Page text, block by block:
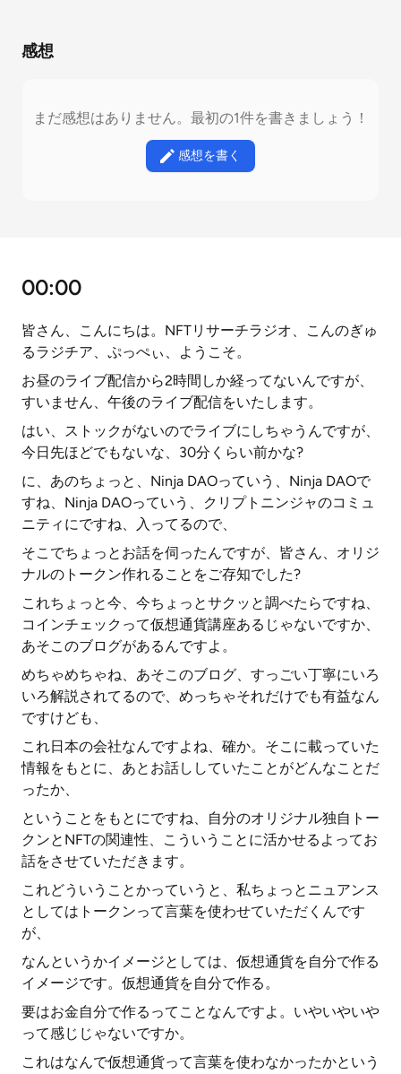
感想
まだ感想はありません。最初の1件を書きましょう！
感想を書く
00:00
皆さん、こんにちは。NFTリサーチラジオ、こんのぎゅ
るラジチア、ぷっぺぃ、ようこそ。
お昼のライブ配信から2時間しか経ってないんですが、
すいません、午後のライブ配信をいたします。
はい、ストックがないのでライブにしちゃうんですが、
今日先ほどでもないな、30分くらい前かな?
に、あのちょっと、Ninja DAOっていう、Ninja DAOで
すね、Ninja DAOっていう、クリプトニンジャのコミュ
ニティにですね、入ってるので、
そこでちょっとお話を伺ったんですが、皆さん、オリジ
ナルのトークン作れることをご存知でした?
これちょっと今、今ちょっとサクッと調べたらですね、
コインチェックって仮想通貨講座あるじゃないですか、
あそこのブログがあるんですよ。
めちゃめちゃね、あそこのブログ、すっごい丁寧にいろ
いろ解説されてるので、めっちゃそれだけでも有益なん
ですけども、
これ日本の会社なんですよね、確か。そこに載っていた
情報をもとに、あとお話ししていたことがどんなことだ
ったか、
ということをもとにですね、自分のオリジナル独自トー
クンとNFTの関連性、こういうことに活かせるよってお
話をさせていただきます。
これどういうことかっていうと、私ちょっとニュアンス
としてはトークンって言葉を使わせていただくんです
が、
なんというかイメージとしては、仮想通貨を自分で作る
イメージです。仮想通貨を自分で作る。
要はお金自分で作るってことなんですよ。いやいやいや
って感じじゃないですか。
これはなんで仮想通貨って言葉を使わなかったかという